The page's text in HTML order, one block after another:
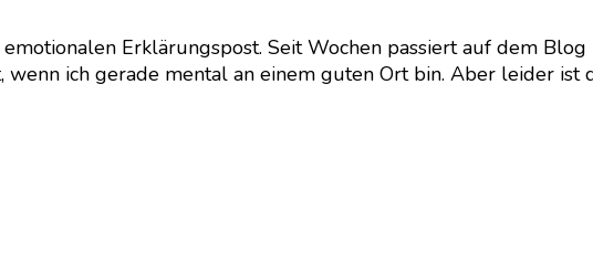
Erklärungspost. Seit Wochen passiert auf dem Blog
wenn ich gerade mental an einem guten Ort bin. Aber leider